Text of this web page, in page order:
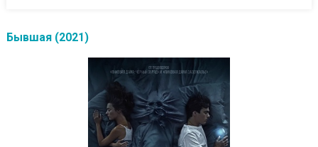
Бывшая (2021)